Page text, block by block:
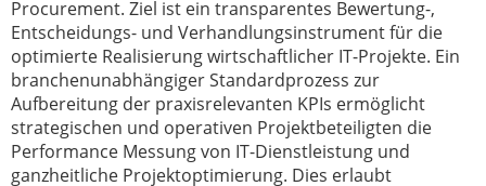
Procurement. Ziel ist ein transparentes Bewertung-,
Entscheidungs- und Verhandlungsinstrument für die
optimierte Realisierung wirtschaftlicher IT-Projekte. Ein
branchenunabhängiger Standardprozess zur
Aufbereitung der praxisrelevanten KPIs ermöglicht
strategischen und operativen Projektbeteiligten die
Performance Messung von IT-Dienstleistung und
ganzheitliche Projektoptimierung. Dies erlaubt